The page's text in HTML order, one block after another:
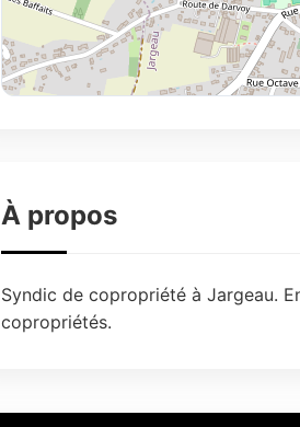
À propos
Syndic de copropriété à Jargeau.
copropriétés.